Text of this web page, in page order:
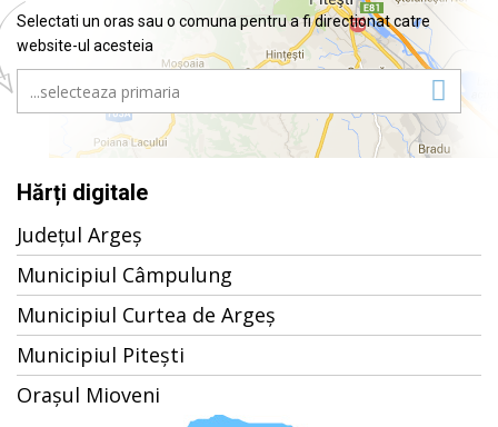
Selectati un oras sau o comuna pentru a fi directionat catre
website-ul acesteia
Hărți digitale
Județul Argeș
Municipiul Câmpulung
Municipiul Curtea de Argeș
Municipiul Pitești
Orașul Mioveni